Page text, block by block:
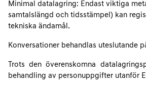
Minimal datalagring: Endast viktiga
samtalslängd och tidsstämpel) kan
tekniska ändamål.
Konversationer behandlas uteslutande
Trots den överenskomna
behandling av personuppgifter utanför